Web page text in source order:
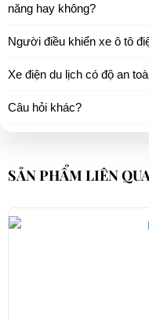
năng hay không?
Người điều khiển xe ô tô
Xe điện du lịch có độ an
Câu hỏi khác?
SẢN PHẨM LIÊN